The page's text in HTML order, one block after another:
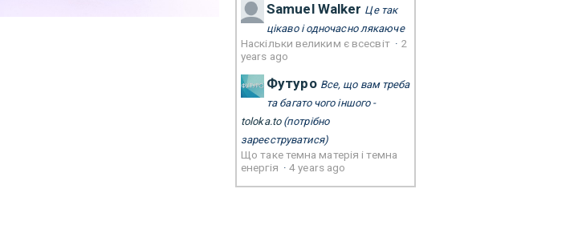
Samuel Walker Це так
цікаво і одночасно лякаюче
Наскільки великим є всесвіт · 2
years ago
Футуро Все, що вам треба
та багато чого іншого -
toloka.to(потрібно
зареєструватися)
Що таке темна матерія і темна
енергія ·4 years ago